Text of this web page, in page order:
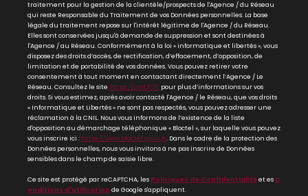
traitement pour la gestion de la clientèle/prospects de l'Agence / du Réseau
qui reste Responsable du Traitement de vos Données personnelles. La base
légale du traitement repose sur l'intérêt légitime de l'Agence / du Réseau.
Elles sont conservées jusqu'à demande de suppression et sont destinées à
l'Agence / au Réseau. Conformément à la loi « informatique et libertés », vous
disposez des droits d’accès, de rectification, d’effacement, d’opposition, de
limitation et de portabilité de vos données. Vous pouvez retirer votre
consentement à tout moment en contactant directement l’Agence / Le
Réseau. Consultez le site https://cnil.fr/fr pour plus d’informations sur vos
droits. Si vous estimez, après avoir contacté l'Agence / le Réseau, que vos droits
« Informatique et Libertés » ne sont pas respectés, vous pouvez adresser une
réclamation à la CNIL. Nous vous informons de l’existence de la liste
d'opposition au démarchage téléphonique « Bloctel », sur laquelle vous pouvez
vous inscrire ici : https://www.bloctel.gouv.fr. Dans le cadre de la protection des
Données personnelles, nous vous invitons à ne pas inscrire de Données
sensibles dans le champ de saisie libre.
Ce site est protégé par reCAPTCHA, les Politiques de Confidentialitéet es C
onditions d'utilisation de Google s'appliquent.